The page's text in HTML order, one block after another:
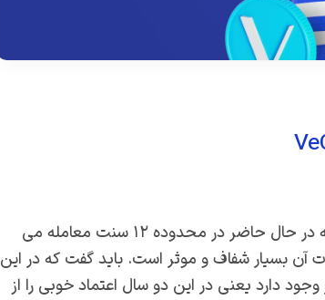
ارز دیجیتال وی چین بسیار مناسب برای سرمایه گذاری بلند مدت است که در حال حاضر در محدوده ۱۲ سنت معامله می‌
روند اطلاعات آن بسیار شفاف و موثر است. باید گفت که در این
دارد یعنی در این دو سال اعتماد خوبی را از